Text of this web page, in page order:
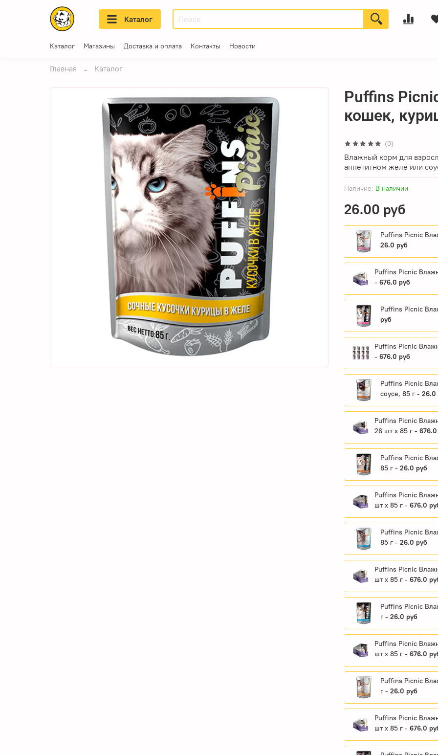
Каталог
Каталог Магазины Доставка и оплата Контакты Новости
Главная Каталог
(0)
Наличие: В наличии
Puffins
кошек,
26.00 руб
Puffins Picnic
26.0 руб
Puffins Picnic
- 676.0 руб
Puffins Picnic
руб
Puffins Picnic
- 676.0 руб
Puffins Picnic
соусе, 85 г - 26.0
Puffins Picnic
26 шт x 85 г -
Puffins Picnic
85 г - 26.0 руб
Puffins Picnic
шт x 85 г - 676.0
Puffins Picnic
85 г - 26.0 руб
Puffins Picnic
шт x 85 г - 676.0
Puffins Picnic
г - 26.0 руб
Puffins Picnic
шт x 85 г - 676.0
Puffins Picnic
г - 26.0 руб
Puffins Picnic
шт x 85 г - 676.0
Влажный корм для
аппетитном желе или